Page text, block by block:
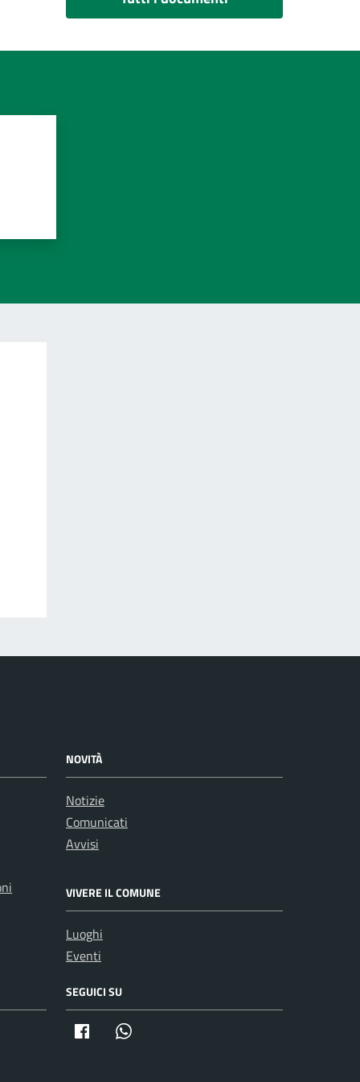
NOVITÀ
Notizie
Comunicati
Avvisi
VIVERE IL COMUNE
Luoghi
Eventi
SEGUICI SU
Facebook